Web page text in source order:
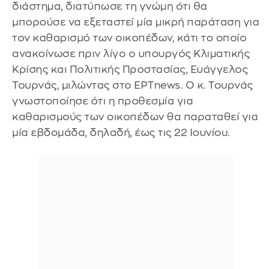
διάστημα, διατύπωσε τη γνώμη ότι θα
μπορούσε να εξεταστεί μία μικρή παράταση για
τον καθαρισμό των οικοπέδων, κάτι το οποίο
ανακοίνωσε πριν λίγο ο υπουργός Κλιματικής
Κρίσης και Πολιτικής Προστασίας, Ευάγγελος
Τουρνάς, μιλώντας στο ΕΡΤnews. Ο κ. Τουρνάς
γνωστοποίησε ότι η προθεσμία για
καθαρισμούς των οικοπέδων θα παραταθεί για
μία εβδομάδα, δηλαδή, έως τις 22 Ιουνίου.